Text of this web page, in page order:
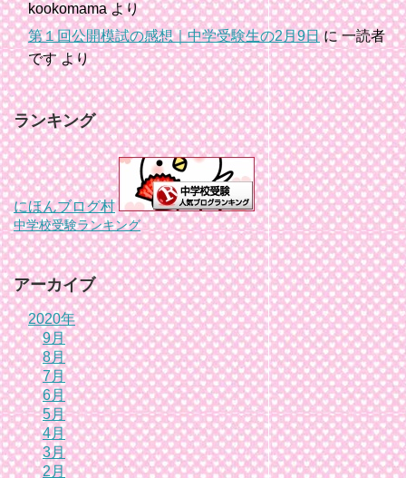
kookomamaより
第１回公開模試の感想｜中学受験生の2月9日に一読者
ですより
ランキング
にほんブログ村
中学校受験ランキング
アーカイブ
2020年
9月
8月
7月
6月
5月
4月
3月
2月